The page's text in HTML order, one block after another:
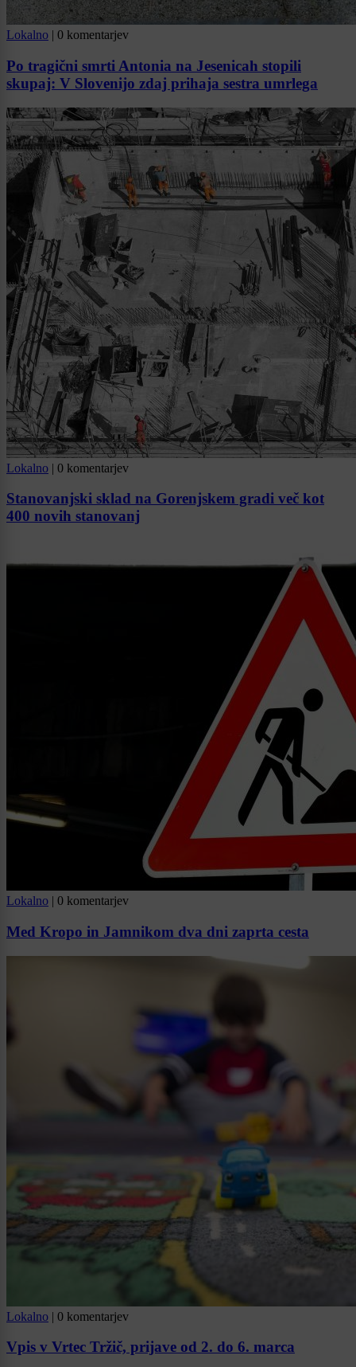
Lokalno | 0 komentarjev
Po tragični smrti Antonia na Jesenicah stopili
skupaj: V Slovenijo zdaj prihaja sestra umrlega
Lokalno | 0 komentarjev
Stanovanjski sklad na Gorenjskem gradi več kot
400 novih stanovanj
Lokalno | 0 komentarjev
Med Kropo in Jamnikom dva dni zaprta cesta
Lokalno | 0 komentarjev
Vpis v Vrtec Tržič, prijave od 2. do 6. marca